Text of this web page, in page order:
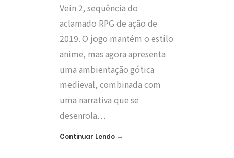
Vein 2, sequência do
aclamado RPG de ação de
2019. O jogo mantém o estilo
anime, mas agora apresenta
uma ambientação gótica
medieval, combinada com
uma narrativa que se
desenrola…
Continuar Lendo →